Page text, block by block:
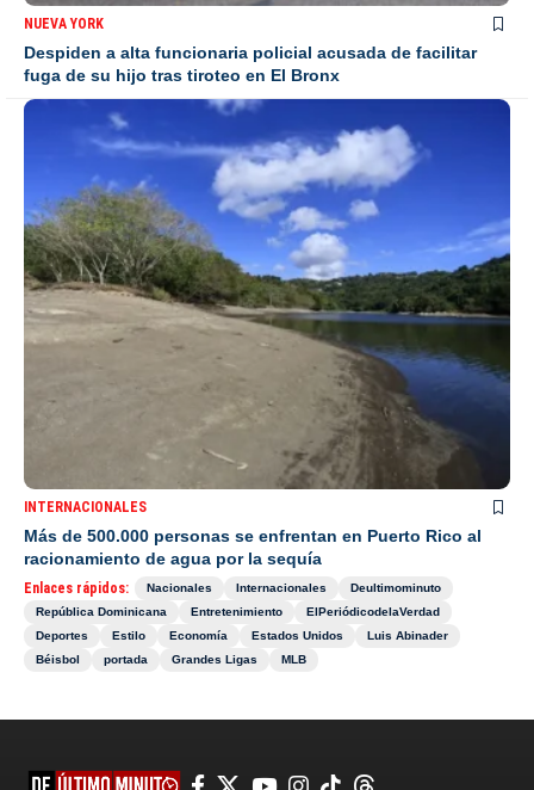
NUEVA YORK
Despiden a alta funcionaria policial acusada de facilitar
fuga de su hijo tras tiroteo en El Bronx
INTERNACIONALES
Más de 500.000 personas se enfrentan en Puerto Rico al
racionamiento de agua por la sequía
Enlaces rápidos: Nacionales Internacionales
Deultimominuto
República Dominicana
Entretenimiento
ElPeriódicodelaVerdad
Deportes
Estilo Economía Estados Unidos
Luis Abinader
Béisbol
portada Grandes Ligas MLB